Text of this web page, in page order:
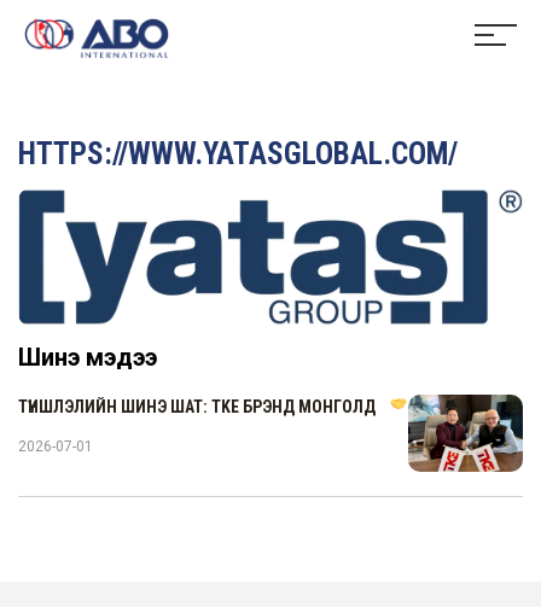
HTTPS://WWW.YATASGLOBAL.COM/
Шинэ мэдээ
ТҮНШЛЭЛИЙН ШИНЭ ШАТ: TKE БРЭНД МОНГОЛД
2026-07-01